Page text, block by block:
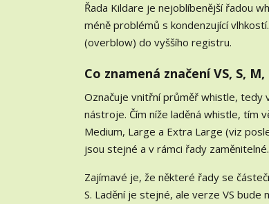
Řada Kildare je nejoblíbenější řadou
méně problémů s kondenzující
(overblow) do vyššího registru.
Co znamená značení VS, S, M,
Označuje vnitřní průměř whistle,
nástroje. Čím níže laděná whistle, tím
Medium, Large a Extra Large (viz
jsou stejné a v rámci řady zaměnitelné.
Zajímavé je, že některé řady se
S. Ladění je stejné, ale verze VS